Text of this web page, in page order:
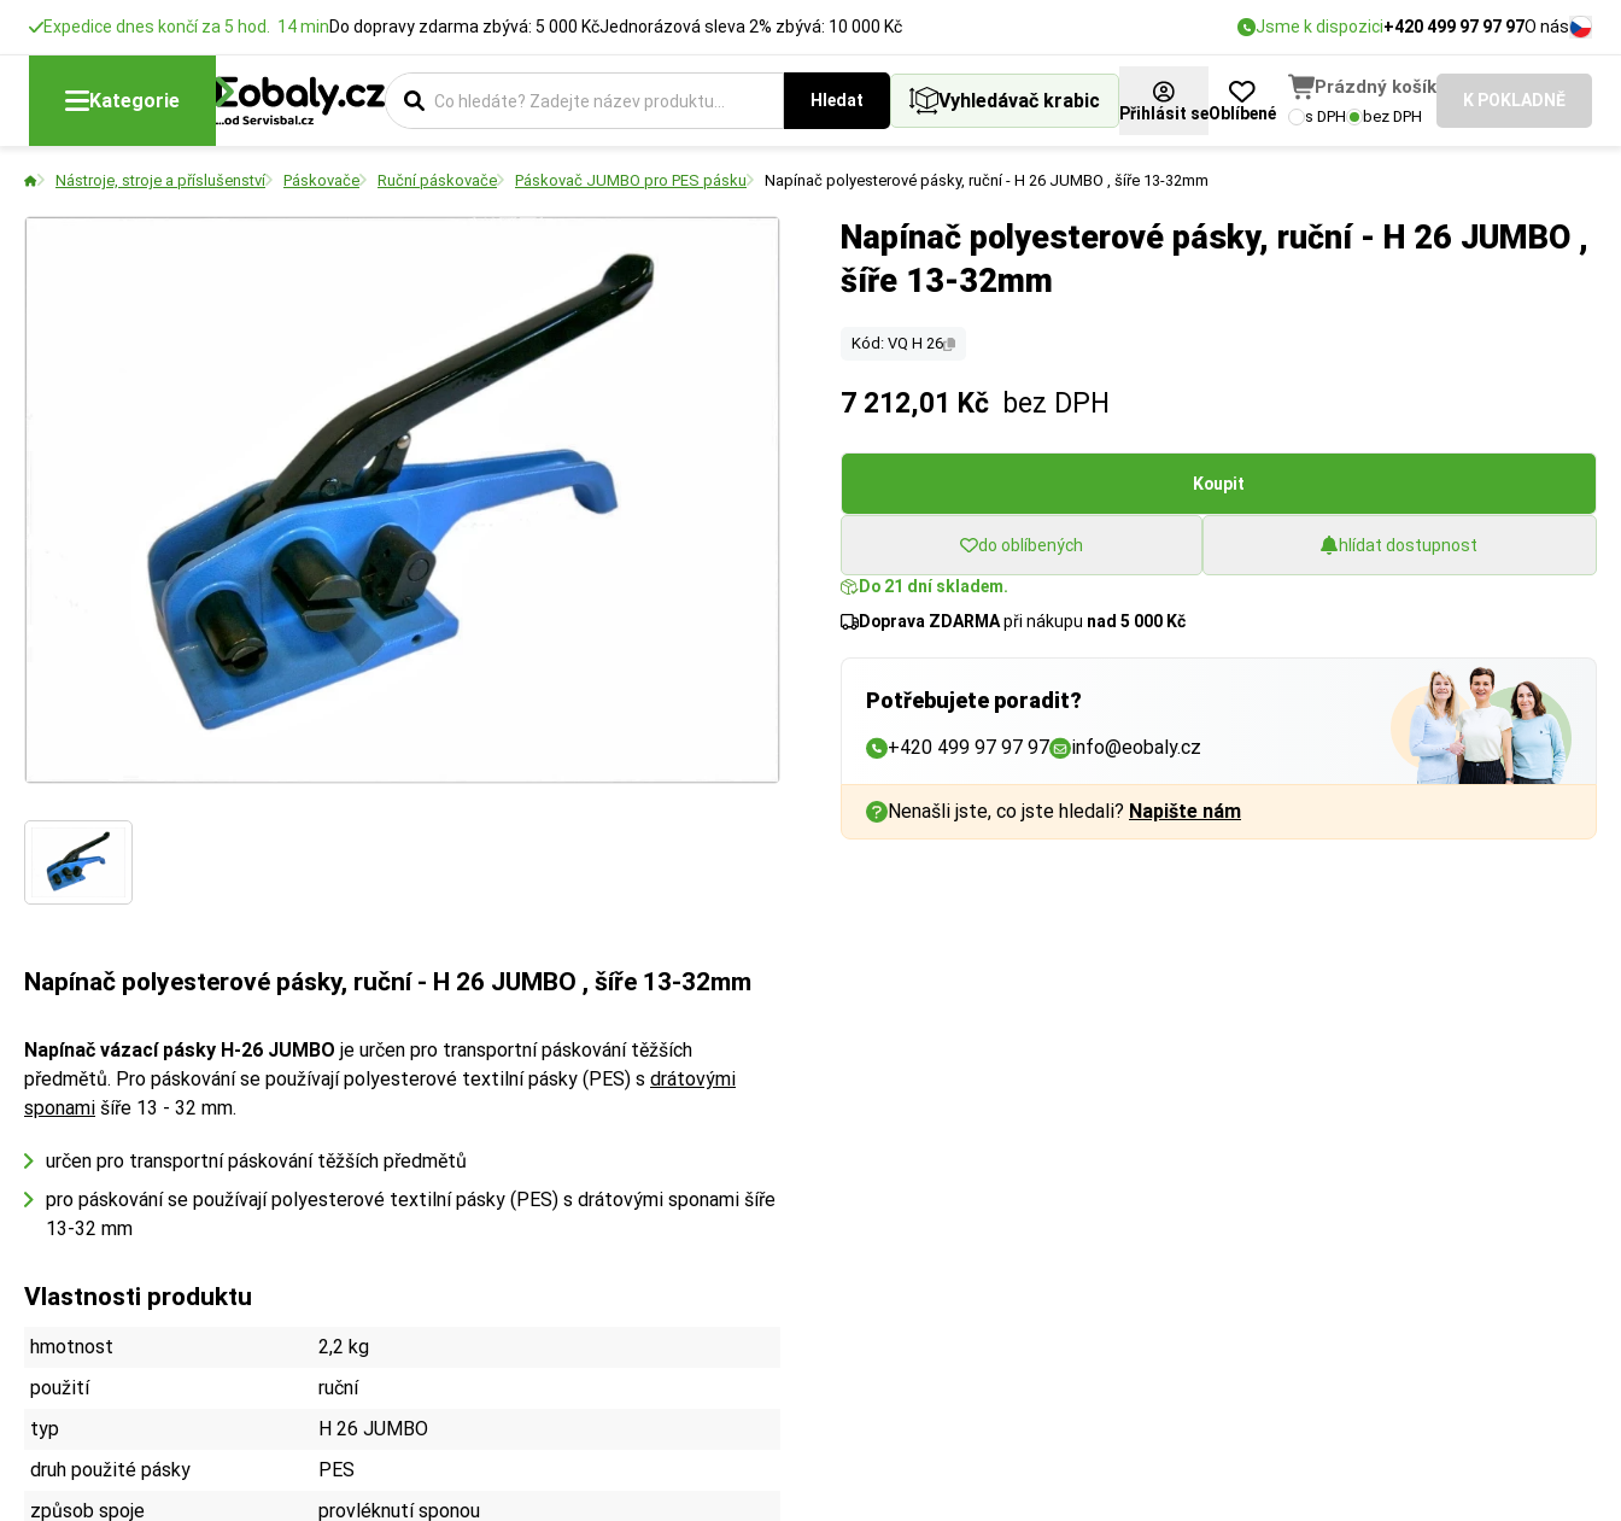
Expedice dnes končí za 5 hod. 14 minDo dopravy zdarma zbývá: 5 000 KčJednorázová sleva 2% zbývá: 10 000 Kč Jsme k dispozici+420 499 97 97 97O nás
Kategorie Hledat Vyhledávač krabic
Přihlásit seOblíbené
Prázdný košík
s DPH bez DPH
K POKLADNĚ
Nástroje, stroje a příslušenství Páskovače Ruční páskovače Páskovač JUMBO pro PES pásku Napínač polyesterové pásky, ruční - H 26 JUMBO , šíře 13-32mm
Napínač polyesterové pásky, ruční - H 26 JUMBO ,
šíře 13-32mm
Kód: VQ H 26
7 212,01 Kč bez DPH
Koupit
do oblíbených hlídat dostupnost
Do 21 dní skladem.
Doprava ZDARMApři nákupu nad 5 000 Kč
Potřebujete poradit?
+420 499 97 97 97 info@eobaly.cz
Nenašli jste, co jste hledali? Napište nám
Napínač polyesterové pásky, ruční - H 26 JUMBO , šíře 13-32mm
Napínač vázací pásky H-26 JUMBO je určen pro transportní páskování těžších
předmětů. Pro páskování se používají polyesterové textilní pásky (PES) s drátovými
sponami šíře 13 - 32 mm.
určen pro transportní páskování těžších předmětů
pro páskování se používají polyesterové textilní pásky (PES) s drátovými sponami šíře
13-32 mm
Vlastnosti produktu
hmotnost
2,2 kg
použití
ruční
typ
H 26 JUMBO
druh použité pásky
PES
způsob spoje
provléknutí sponou